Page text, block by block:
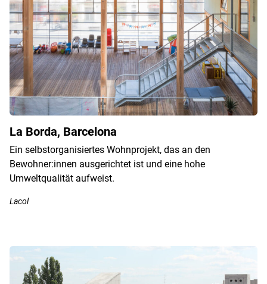
La Borda, Barcelona
Ein selbstorganisiertes Wohnprojekt, das an den
Bewohner:innen ausgerichtet ist und eine hohe
Umweltqualität aufweist.
Lacol